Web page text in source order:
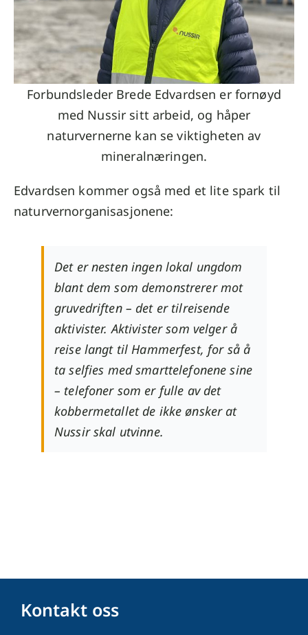
Forbundsleder Brede Edvardsen er fornøyd
med Nussir sitt arbeid, og håper
naturvernerne kan se viktigheten av
mineralnæringen.
Edvardsen kommer også med et lite spark til
naturvernorganisasjonene:
Det er nesten ingen lokal ungdom
blant dem som demonstrerer mot
gruvedriften – det er tilreisende
aktivister. Aktivister som velger å
reise langt til Hammerfest, for så å
ta selfies med smarttelefonene sine
– telefoner som er fulle av det
kobbermetallet de ikke ønsker at
Nussir skal utvinne.
Kontakt oss